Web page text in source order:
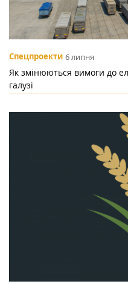
Спецпроекти 6 липня
Як змінюються вимоги до
галузі